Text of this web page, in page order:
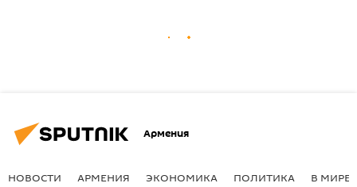
Армения
НОВОСТИ АРМЕНИЯ ЭКОНОМИКА ПОЛИТИКА В МИРЕ